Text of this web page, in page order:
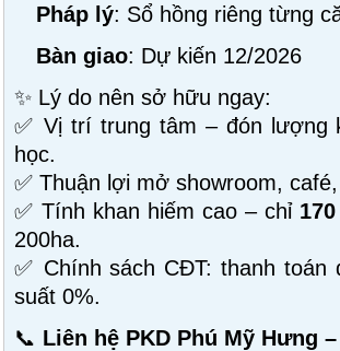
Pháp lý: Sổ hồng riêng từng
Bàn giao: Dự kiến 12/2026
✨ Lý do nên sở hữu ngay:
✅ Vị trí trung tâm – đón lượng
học.
✅ Thuận lợi mở showroom,
✅ Tính khan hiếm cao – chỉ
200ha.
✅ Chính sách CĐT: thanh
suất 0%.
📞 Liên hệ PKD Phú Mỹ Hưng